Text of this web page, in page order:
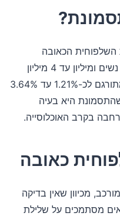
הכאובה
משפיעה על בין 3 מיליון ל-8 מיליון נשים ומיליון עד 4 מיליון
גברים בארצות הברית בלבד. זה מתורגם לכ-1.21% עד 3.64%
היא בעיה
בקרב האוכלוסייה.
כאובה
מכיוון שאין בדיקה
מסתמכים על שלילת